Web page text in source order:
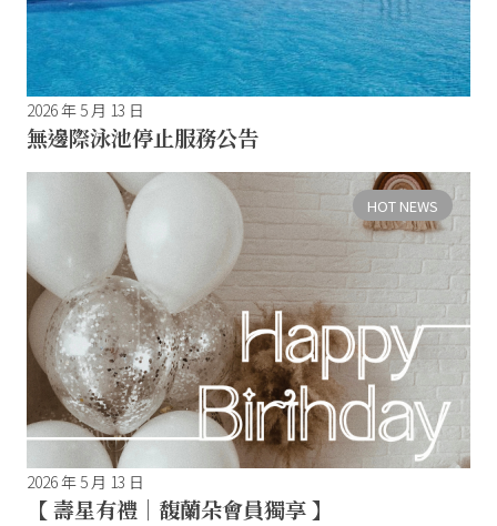
2026 年 5 月 13 日
無邊際泳池停止服務公告
HOT NEWS
2026 年 5 月 13 日
【 壽星有禮｜馥蘭朵會員獨享 】